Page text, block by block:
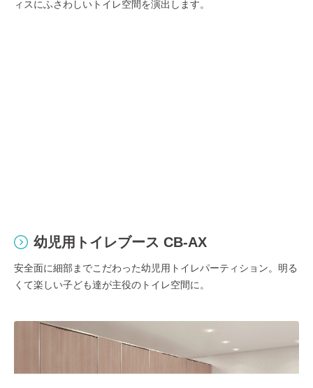
ィスにふさわしいトイレ空間を演出します。
幼児用トイレブース CB-AX
安全面に細部までこだわった幼児用トイレパーティション。明る
くて楽しい⼦ども達が主役のトイレ空間に。